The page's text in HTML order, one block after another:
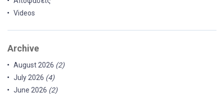
Videos
Archive
August 2026 (2)
July 2026 (4)
June 2026 (2)